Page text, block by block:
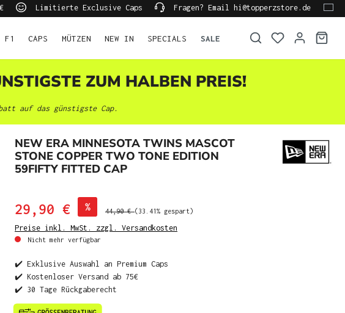
Limitierte Exclusive Caps Fragen? Email hi@topperzstore.de
F1 CAPS MÜTZEN NEW IN SPECIALS SALE
ZUM HALBEN PREIS!
auf das günstigste Cap.
NEW ERA MINNESOTA TWINS MASCOT
STONE COPPER TWO TONE EDITION
59FIFTY FITTED CAP
29,90 € % 44,90 €(33.41% gespart)
Preise inkl. MwSt. zzgl. Versandkosten
Nicht mehr verfügbar
✔️ Exklusive Auswahl an Premium Caps
✔️ Kostenloser Versand ab 75€
✔️ 30 Tage Rückgaberecht